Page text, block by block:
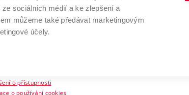
548/1
Brno
www.vut.cz
o přístupnosti
o používání cookies
sociálních médií a ke zlepšení a
můžeme také předávat marketingovým
účely.